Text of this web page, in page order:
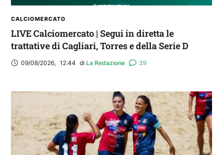
CALCIOMERCATO
LIVE Calciomercato | Segui in diretta le
trattative di Cagliari, Torres e della Serie D
09/08/2026, 12:44 di La Redazione 39